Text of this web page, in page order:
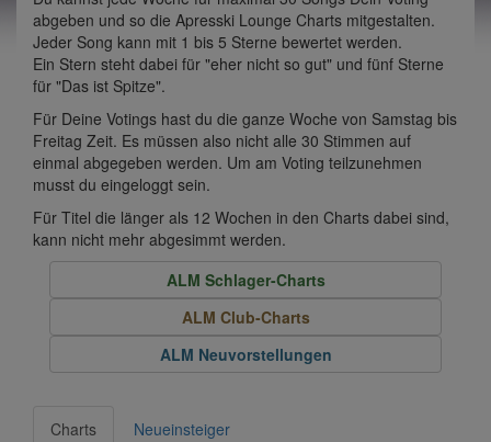
abgeben und so die Apresski Lounge Charts mitgestalten.
Jeder Song kann mit 1 bis 5 Sterne bewertet werden.
Ein Stern steht dabei für "eher nicht so gut" und fünf Sterne
für "Das ist Spitze".
Für Deine Votings hast du die ganze Woche von Samstag bis
Freitag Zeit. Es müssen also nicht alle 30 Stimmen auf
einmal abgegeben werden. Um am Voting teilzunehmen
musst du eingeloggt sein.
Für Titel die länger als 12 Wochen in den Charts dabei sind,
kann nicht mehr abgesimmt werden.
ALM Schlager-Charts
ALM Club-Charts
ALM Neuvorstellungen
Charts Neueinsteiger